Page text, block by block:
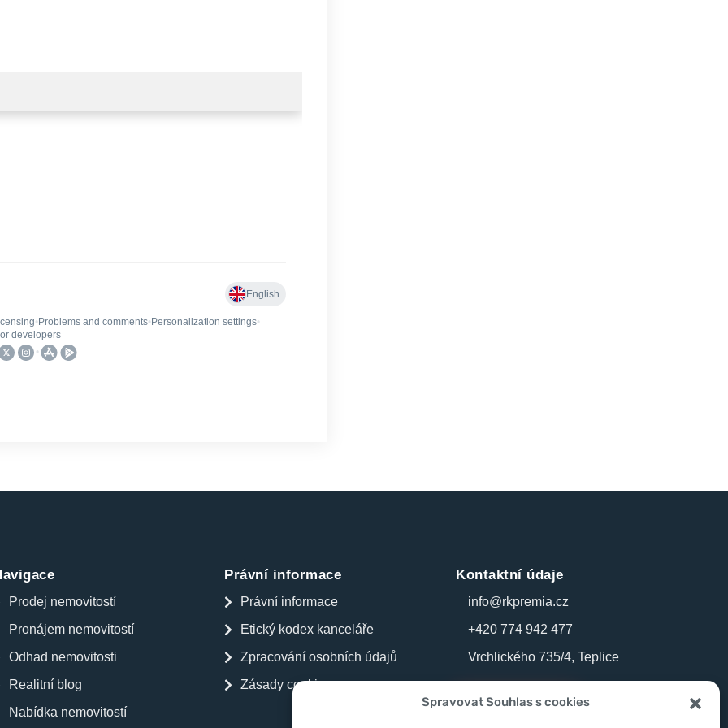
Spravovat Souhlas s cookies
Prodej nemovitostí
Pronájem nemovitostí
Odhad nemovitosti
Realitní blog
Nabídka nemovitostí
Právní informace
Právní informace
Etický kodex kanceláře
Zpracování osobních údajů
Zásady cookies
Kontaktní údaje
info@rkpremia.cz
+420 774 942 477
Vrchlického 735/4, Teplice
Více kontaktů